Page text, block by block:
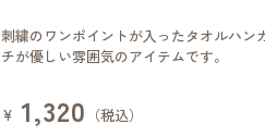
刺繍のワンポイントが入ったタオルハ
チが優しい雰囲気のアイテムです。
¥ 1,320 （税込）